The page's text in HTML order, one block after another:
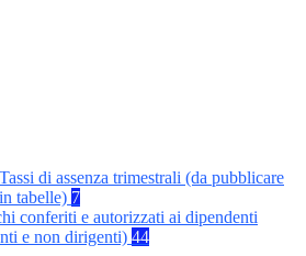
Tassi di assenza trimestrali (da pubblicare
in tabelle) 7
conferiti e autorizzati ai dipendenti
e non dirigenti) 44